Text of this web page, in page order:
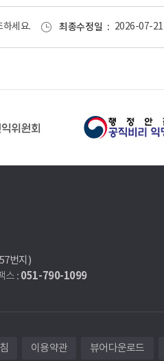
하세요. 최종수정일 2026-07-21
번지)
스 : 051-790-1099
이용약관 뷰어다운로드